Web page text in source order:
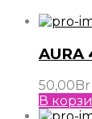
50,00 Br
В